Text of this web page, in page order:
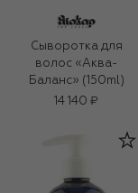
Сыворотка для
волос «Аква-
Баланс» (150ml)
14 140 ₽